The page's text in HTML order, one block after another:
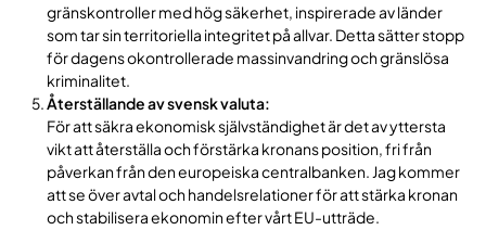
gränskontroller med hög säkerhet, inspirerade av länder
som tar sin territoriella integritet på allvar. Detta sätter stopp
för dagens okontrollerade massinvandring och gränslösa
kriminalitet.
Återställande av svensk valuta:
För att säkra ekonomisk självständighet är det av yttersta
vikt att återställa och förstärka kronans position, fri från
påverkan från den europeiska centralbanken. Jag kommer
att se över avtal och handelsrelationer för att stärka kronan
och stabilisera ekonomin efter vårt EU-utträde.